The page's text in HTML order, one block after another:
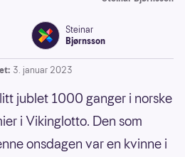
Steinar
Bjørnsson
3. januar 2023
jublet 1000 ganger i norske
i Vikinglotto. Den som
onsdagen var en kvinne i